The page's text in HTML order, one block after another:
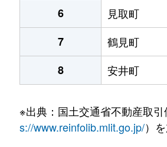
6
見取町
7
鶴見町
8
安井町
※出典：国土交通省不動産取引
s://www.reinfolib.mlit.go.jp/）